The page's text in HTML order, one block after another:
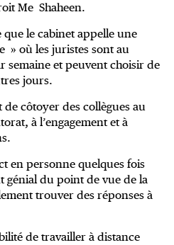
Me Shaheen.
que le cabinet appelle une
» où les juristes sont au
semaine et peuvent choisir de
jours.
côtoyer des collègues au
à l’engagement et à
en personne quelques fois
génial du point de vue de la
trouver des réponses à
de travailler à distance